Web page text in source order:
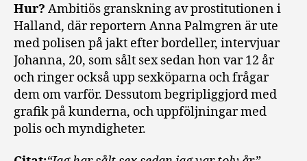
Hur? Ambitiös granskning av prostitutionen i
Halland, där reportern Anna Palmgren är ute
med polisen på jakt efter bordeller, intervjuar
Johanna, 20, som sålt sex sedan hon var 12 år
och ringer också upp sexköparna och frågar
dem om varför. Dessutom begripliggjord med
grafik på kunderna, och uppföljningar med
polis och myndigheter.